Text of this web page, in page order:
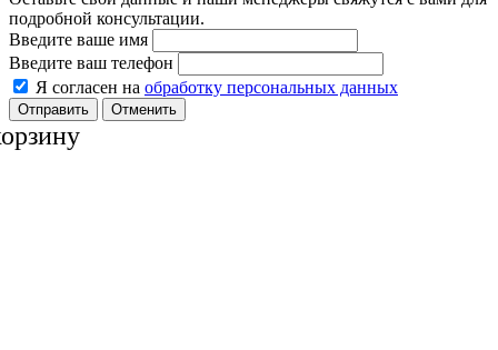
подробной консультации.
Введите ваше имя
Введите ваш телефон
Я согласен на обработку персональных данных
Отменить